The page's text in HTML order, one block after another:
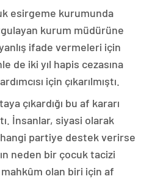
esirgeme kurumunda
kurum müdürüne
ifade vermeleri için
de iki yıl hapis cezasına
için çıkarılmıştı.
çıkardığı bu af kararı
İnsanlar, siyasi olarak
partiye destek verirse
neden bir çocuk tacizi
mahkûm olan biri için af